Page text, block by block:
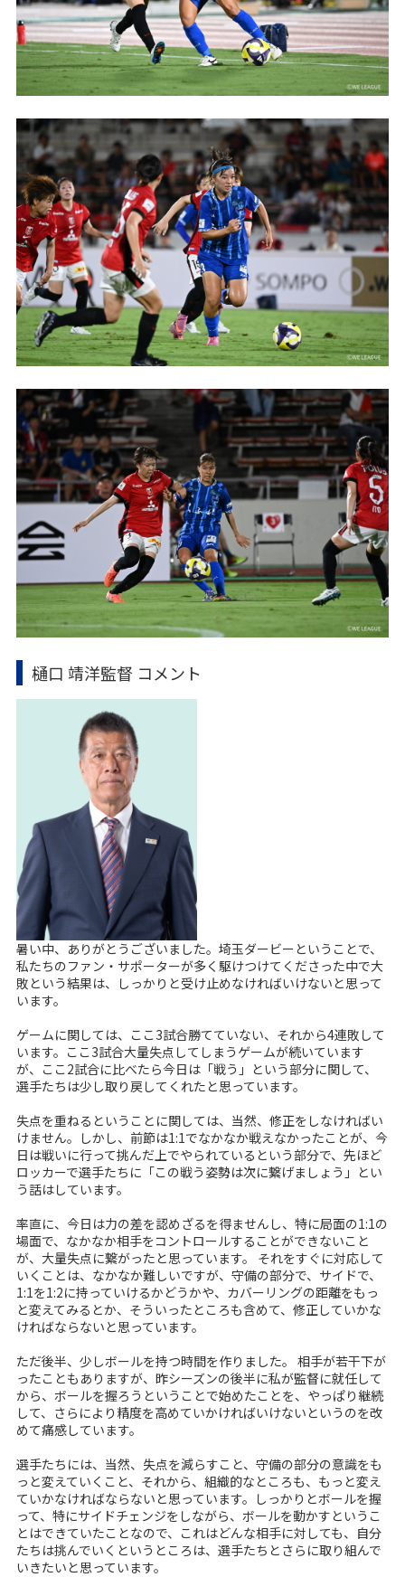
樋口 靖洋監督 コメント
暑い中、ありがとうございました。埼玉ダービーということで、
私たちのファン・サポーターが多く駆けつけてくださった中で大
敗という結果は、しっかりと受け止めなければいけないと思って
います。
ゲームに関しては、ここ3試合勝てていない、それから4連敗して
います。ここ3試合大量失点してしまうゲームが続いています
が、ここ2試合に比べたら今日は「戦う」という部分に関して、
選手たちは少し取り戻してくれたと思っています。
失点を重ねるということに関しては、当然、修正をしなければい
けません。しかし、前節は1:1でなかなか戦えなかったことが、今
日は戦いに行って挑んだ上でやられているという部分で、先ほど
ロッカーで選手たちに「この戦う姿勢は次に繋げましょう」とい
う話はしています。
率直に、今日は力の差を認めざるを得ませんし、特に局面の1:1の
場面で、なかなか相手をコントロールすることができないこと
が、大量失点に繋がったと思っています。 それをすぐに対応して
いくことは、なかなか難しいですが、守備の部分で、サイドで、
1:1を1:2に持っていけるかどうかや、カバーリングの距離をもっ
と変えてみるとか、そういったところも含めて、修正していかな
ければならないと思っています。
ただ後半、少しボールを持つ時間を作りました。 相手が若干下が
ったこともありますが、昨シーズンの後半に私が監督に就任して
から、ボールを握ろうということで始めたことを、やっぱり継続
して、さらにより精度を高めていかければいけないというのを改
めて痛感しています。
選手たちには、当然、失点を減らすこと、守備の部分の意識をも
っと変えていくこと、それから、組織的なところも、もっと変え
ていかなければならないと思っています。しっかりとボールを握
って、特にサイドチェンジをしながら、ボールを動かすというこ
とはできていたことなので、これはどんな相手に対しても、自分
たちは挑んでいくというところは、選手たちとさらに取り組んで
いきたいと思っています。